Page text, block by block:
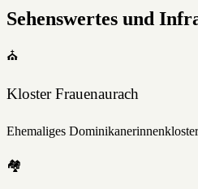
Sehenswertes und
⛪
Kloster Frauenaurach
Ehemaliges
🏘️